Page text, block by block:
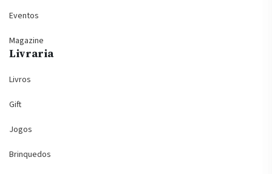
Eventos
Magazine
Livraria
Livros
Gift
Jogos
Brinquedos